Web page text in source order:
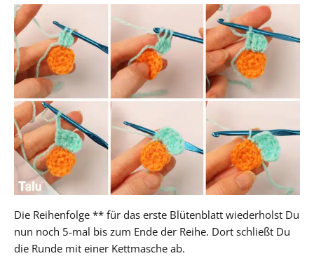
Die Reihenfolge ** für das erste Blütenblatt wiederholst Du
nun noch 5-mal bis zum Ende der Reihe. Dort schließt Du
die Runde mit einer Kettmasche ab.